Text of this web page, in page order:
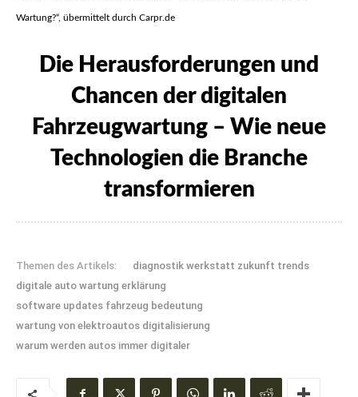
Wartung?“, übermittelt durch Carpr.de
Die Herausforderungen und
Chancen der digitalen
Fahrzeugwartung – Wie neue
Technologien die Branche
transformieren
Themen des Artikels:
diagnostik werkstatt zukunft trends
digitale auto wartung erklärung
software updates fahrzeug bedeutung
wartung von elektroautos digitalisierung
warum werden autos immer digitaler